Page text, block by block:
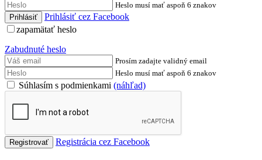
Heslo musí mať aspoň 6 znakov
Prihlásiť cez Facebook
zapamätať heslo
Zabudnuté heslo
Prosím zadajte validný email
Heslo musí mať aspoň 6 znakov
Súhlasím s podmienkami (náhľad)
Registrácia cez Facebook